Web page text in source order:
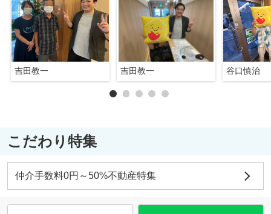
吉田教一 吉田教一 谷口慎治
こだわり特集
仲介手数料0円～50%不動産特集